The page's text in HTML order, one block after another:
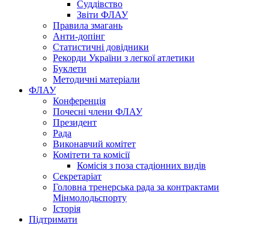
Суддівство
Звіти ФЛАУ
Правила змагань
Анти-допінг
Статистичні довідники
Рекорди України з легкої атлетики
Буклети
Методичні матеріали
ФЛАУ
Конференція
Почесні члени ФЛАУ
Президент
Рада
Виконавчий комітет
Комітети та комісії
Комісія з поза стадіонних видів
Секретаріат
Головна тренерська рада за контрактами
Мінмолодьспорту
Історія
Підтримати